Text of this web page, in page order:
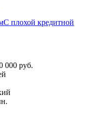
С плохой кредитной
000 руб.